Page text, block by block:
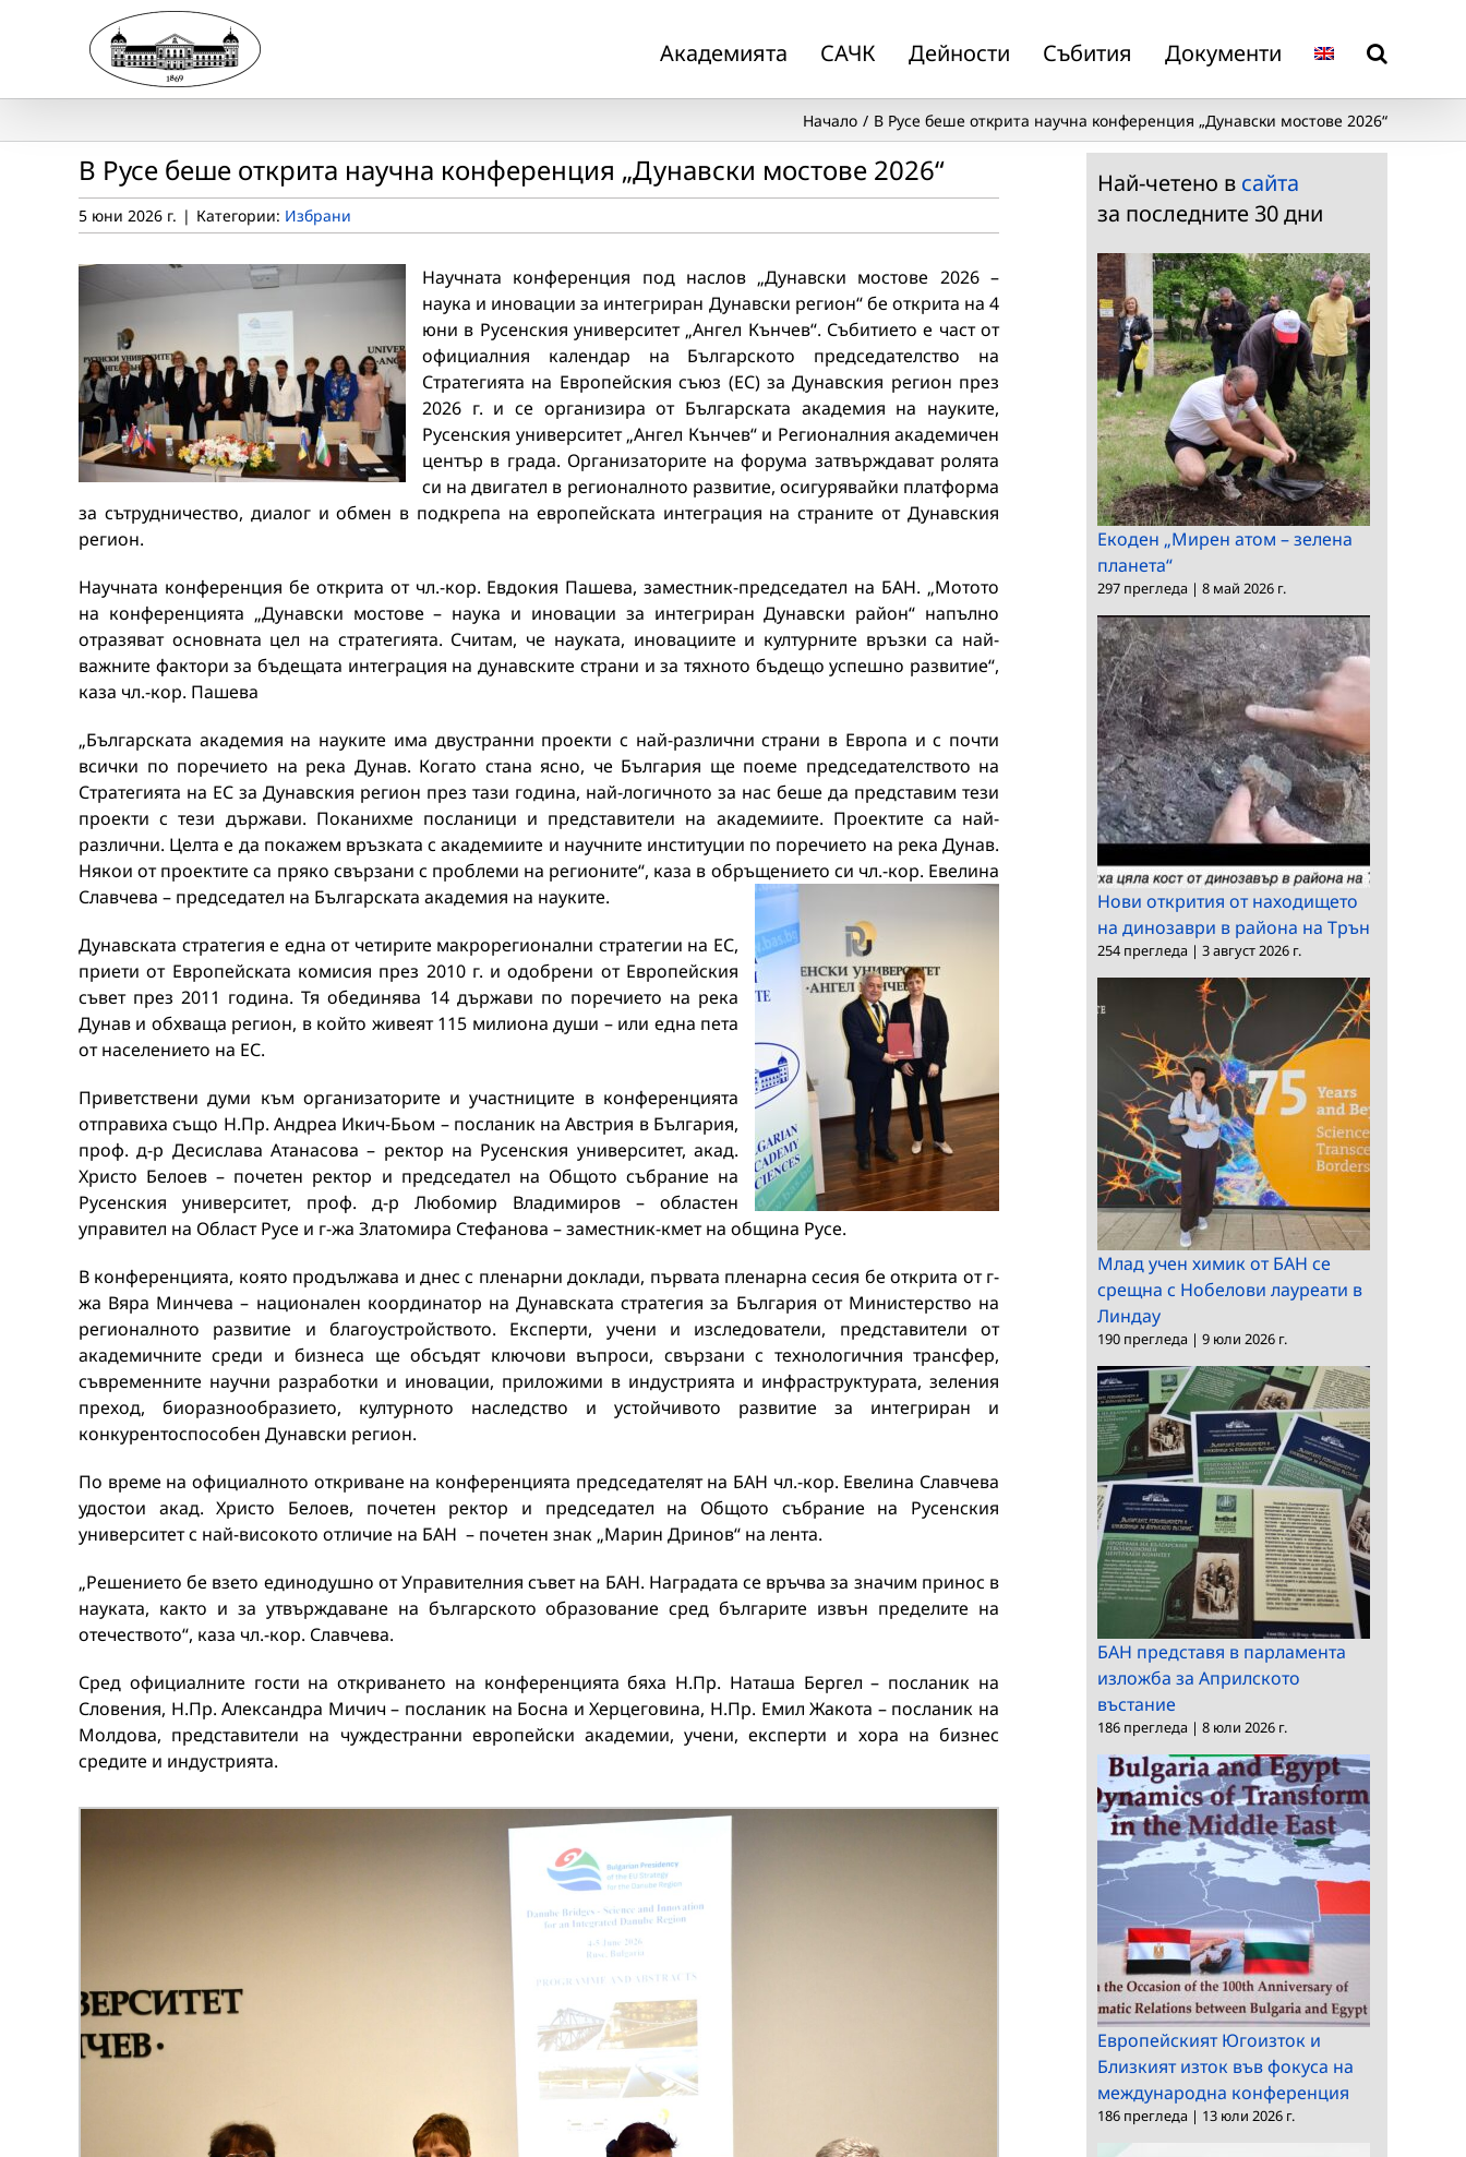
Академията САЧК Дейности Събития Документи
Начало В Русе беше открита научна конференция „Дунавски мостове 2026“
В Русе беше открита научна конференция „Дунавски мостове 2026“
5 юни 2026 г. | Категории: Избрани
Научната конференция под наслов „Дунавски мостове 2026 –
наука и иновации за интегриран Дунавски регион“ бе открита на 4
юни в Русенския университет „Ангел Кънчев“. Събитието е част от
официалния календар на Българското председателство на
Стратегията на Европейския съюз (ЕС) за Дунавския регион през
2026 г. и се организира от Българската академия на науките,
Русенския университет „Ангел Кънчев“ и Регионалния академичен
център в града. Организаторите на форума затвърждават ролята
си на двигател в регионалното развитие, осигурявайки платформа
за сътрудничество, диалог и обмен в подкрепа на европейската интеграция на страните от Дунавския
регион.
Научната конференция бе открита от чл.-кор. Евдокия Пашева, заместник-председател на БАН. „Мотото
на конференцията „Дунавски мостове – наука и иновации за интегриран Дунавски район“ напълно
отразяват основната цел на стратегията. Считам, че науката, иновациите и културните връзки са най-
важните фактори за бъдещата интеграция на дунавските страни и за тяхното бъдещо успешно развитие“,
каза чл.-кор. Пашева
„Българската академия на науките има двустранни проекти с най-различни страни в Европа и с почти
всички по поречието на река Дунав. Когато стана ясно, че България ще поеме председателството на
Стратегията на ЕС за Дунавския регион през тази година, най-логичното за нас беше да представим тези
проекти с тези държави. Поканихме посланици и представители на академиите. Проектите са най-
различни. Целта е да покажем връзката с академиите и научните институции по поречието на река Дунав.
Някои от проектите са пряко свързани с проблеми на регионите“, каза в обръщението си чл.-кор. Евелина
Славчева – председател на Българската академия на науките.
Дунавската стратегия е една от четирите макрорегионални стратегии на ЕС,
приети от Европейската комисия през 2010 г. и одобрени от Европейския
съвет през 2011 година. Тя обединява 14 държави по поречието на река
Дунав и обхваща регион, в който живеят 115 милиона души – или една пета
от населението на ЕС.
Приветствени думи към организаторите и участниците в конференцията
отправиха също Н.Пр. Андреа Икич-Бьом – посланик на Австрия в България,
проф. д-р Десислава Атанасова – ректор на Русенския университет, акад.
Христо Белоев – почетен ректор и председател на Общото събрание на
Русенския университет, проф. д-р Любомир Владимиров – областен
управител на Област Русе и г-жа Златомира Стефанова – заместник-кмет на община Русе.
В конференцията, която продължава и днес с пленарни доклади, първата пленарна сесия бе открита от г-
жа Вяра Минчева – национален координатор на Дунавската стратегия за България от Министерство на
регионалното развитие и благоустройството. Експерти, учени и изследователи, представители от
академичните среди и бизнеса ще обсъдят ключови въпроси, свързани с технологичния трансфер,
съвременните научни разработки и иновации, приложими в индустрията и инфраструктурата, зеления
преход, биоразнообразието, културното наследство и устойчивото развитие за интегриран и
конкурентоспособен Дунавски регион.
По време на официалното откриване на конференцията председателят на БАН чл.-кор. Евелина Славчева
удостои акад. Христо Белоев, почетен ректор и председател на Общото събрание на Русенския
университет с най-високото отличие на БАН – почетен знак „Марин Дринов“ на лента.
„Решението бе взето единодушно от Управителния съвет на БАН. Наградата се връчва за значим принос в
науката, както и за утвърждаване на българското образование сред българите извън пределите на
отечеството“, каза чл.-кор. Славчева.
Сред официалните гости на откриването на конференцията бяха Н.Пр. Наташа Бергел – посланик на
Словения, Н.Пр. Александра Мичич – посланик на Босна и Херцеговина, Н.Пр. Емил Жакота – посланик на
Молдова, представители на чуждестранни европейски академии, учени, експерти и хора на бизнес
средите и индустрията.
Най-четено в сайта
за последните 30 дни
Екоден „Мирен атом – зелена
планета“
297 прегледа | 8 май 2026 г.
Нови открития от находището
на динозаври в района на Трън
254 прегледа | 3 август 2026 г.
Млад учен химик от БАН се
срещна с Нобелови лауреати в
Линдау
190 прегледа | 9 юли 2026 г.
БАН представя в парламента
изложба за Априлското
въстание
186 прегледа | 8 юли 2026 г.
Европейският Югоизток и
Близкият изток във фокуса на
международна конференция
186 прегледа | 13 юли 2026 г.